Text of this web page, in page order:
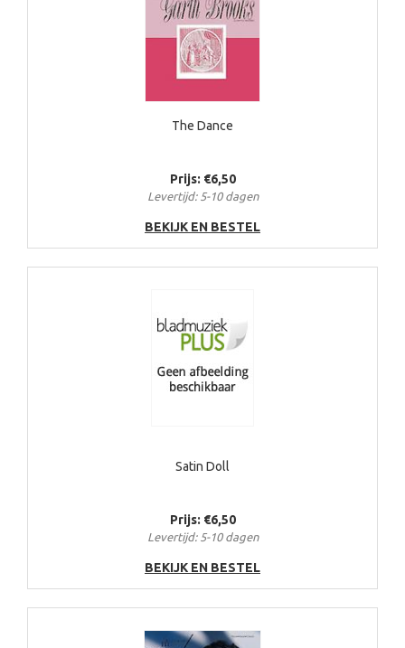
The Dance
Prijs: €6,50
Levertijd: 5-10 dagen
BEKIJK EN BESTEL
Satin Doll
Prijs: €6,50
Levertijd: 5-10 dagen
BEKIJK EN BESTEL